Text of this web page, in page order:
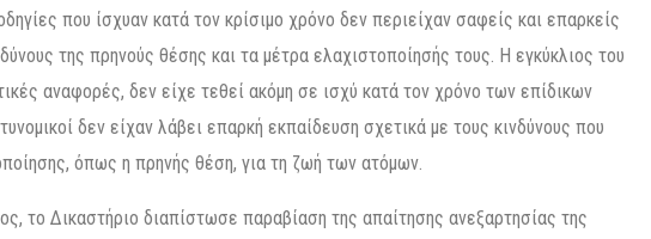
που ίσχυαν κατά τον κρίσιμο χρόνο δεν περιείχαν σαφείς και επαρκείς
της πρηνούς θέσης και τα μέτρα ελαχιστοποίησής τους. Η εγκύκλιος του
αναφορές, δεν είχε τεθεί ακόμη σε ισχύ κατά τον χρόνο των επίδικων
δεν είχαν λάβει επαρκή εκπαίδευση σχετικά με τους κινδύνους που
όπως η πρηνής θέση, για τη ζωή των ατόμων.
το Δικαστήριο διαπίστωσε παραβίαση της απαίτησης ανεξαρτησίας της